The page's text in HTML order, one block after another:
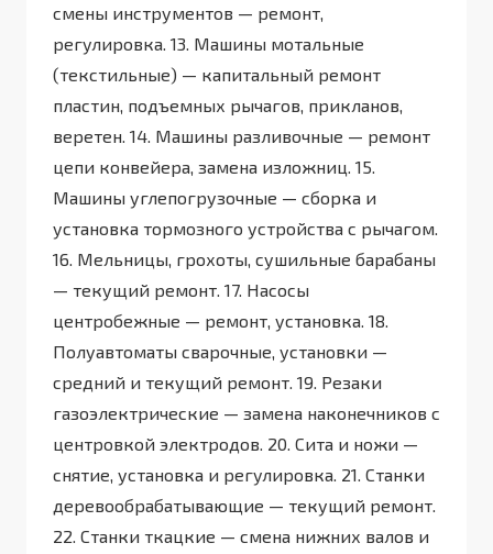
смены инструментов — ремонт,
регулировка. 13. Машины мотальные
(текстильные) — капитальный ремонт
пластин, подъемных рычагов, прикланов,
веретен. 14. Машины разливочные — ремонт
цепи конвейера, замена изложниц. 15.
Машины углепогрузочные — сборка и
установка тормозного устройства с рычагом.
16. Мельницы, грохоты, сушильные барабаны
— текущий ремонт. 17. Насосы
центробежные — ремонт, установка. 18.
Полуавтоматы сварочные, установки —
средний и текущий ремонт. 19. Резаки
газоэлектрические — замена наконечников с
центровкой электродов. 20. Сита и ножи —
снятие, установка и регулировка. 21. Станки
деревообрабатывающие — текущий ремонт.
22. Станки ткацкие — смена нижних валов и